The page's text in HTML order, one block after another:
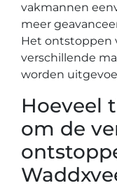
vakmannen
meer
Het ontstoppen
verschillende
worden
Hoeveel
om de